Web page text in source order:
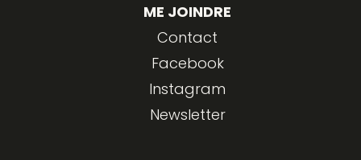
ME JOINDRE
Contact
Facebook
Instagram
Newsletter